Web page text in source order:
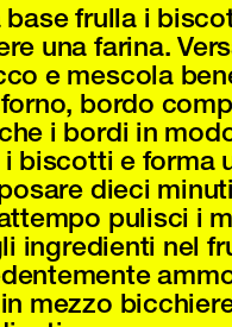
base frulla i
una farina.
e mescola
bordo
i bordi in
i biscotti e forma
dieci
pulisci i
ingredienti nel
in mezzo